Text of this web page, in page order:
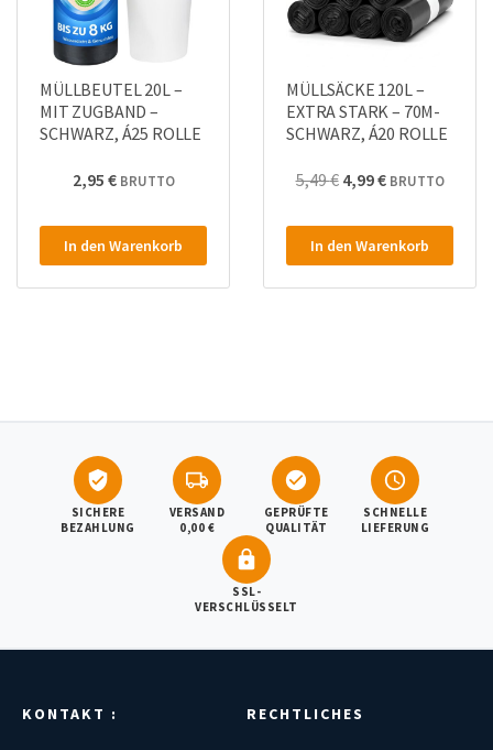
MÜLLBEUTEL 20L –
MIT ZUGBAND –
SCHWARZ, Á25 ROLLE
2,95 € BRUTTO
In den Warenkorb
MÜLLSÄCKE 120L –
EXTRA STARK – 70Μ-
SCHWARZ, Á20 ROLLE
5,49€ Ursprünglicher
war:
5,49 €4,61 €
4,99€Aktueller
ist:
4,99 €4,19 €.
BRUTTO
In den Warenkorb
SICHERE
BEZAHLUNG
VERSAND
0,00 €
GEPRÜFTE
QUALITÄT
SCHNELLE
LIEFERUNG
SSL-
VERSCHLÜSSELT
KONTAKT : RECHTLICHES